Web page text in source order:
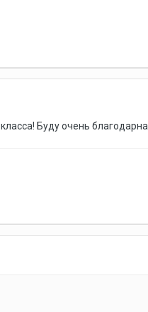
Буду очень благодарна.